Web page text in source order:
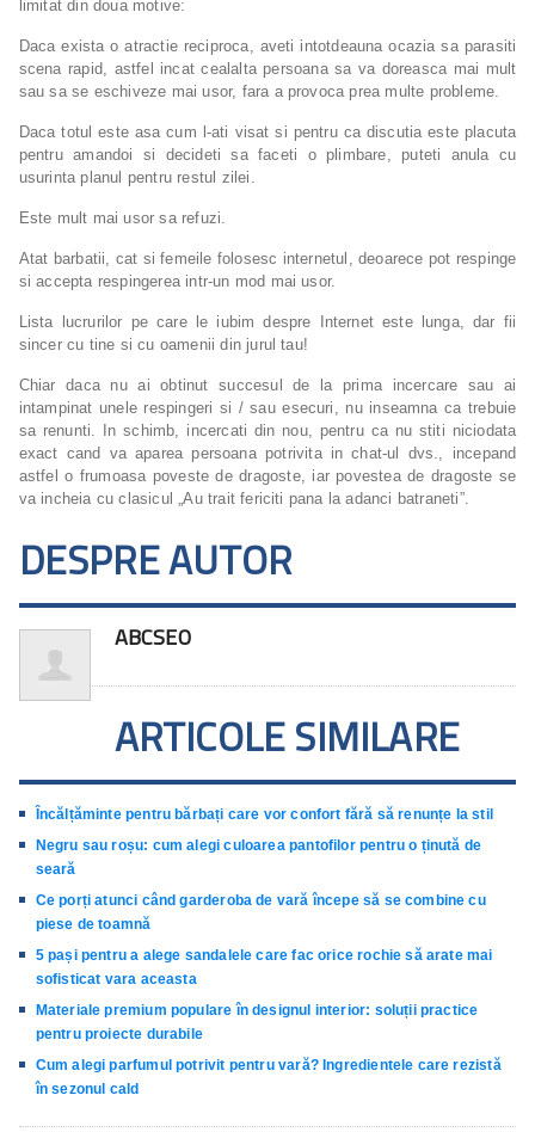
limitat din doua motive:
Daca exista o atractie reciproca, aveti intotdeauna ocazia sa parasiti
scena rapid, astfel incat cealalta persoana sa va doreasca mai mult
sau sa se eschiveze mai usor, fara a provoca prea multe probleme.
Daca totul este asa cum l-ati visat si pentru ca discutia este placuta
pentru amandoi si decideti sa faceti o plimbare, puteti anula cu
usurinta planul pentru restul zilei.
Este mult mai usor sa refuzi.
Atat barbatii, cat si femeile folosesc internetul, deoarece pot respinge
si accepta respingerea intr-un mod mai usor.
Lista lucrurilor pe care le iubim despre Internet este lunga, dar fii
sincer cu tine si cu oamenii din jurul tau!
Chiar daca nu ai obtinut succesul de la prima incercare sau ai
intampinat unele respingeri si / sau esecuri, nu inseamna ca trebuie
sa renunti. In schimb, incercati din nou, pentru ca nu stiti niciodata
exact cand va aparea persoana potrivita in chat-ul dvs., incepand
astfel o frumoasa poveste de dragoste, iar povestea de dragoste se
va incheia cu clasicul „Au trait fericiti pana la adanci batraneti”.
DESPRE AUTOR
ABCSEO
ARTICOLE SIMILARE
Încălțăminte pentru bărbați care vor confort fără să renunțe la stil
Negru sau roșu: cum alegi culoarea pantofilor pentru o ținută de
seară
Ce porți atunci când garderoba de vară începe să se combine cu
piese de toamnă
5 pași pentru a alege sandalele care fac orice rochie să arate mai
sofisticat vara aceasta
Materiale premium populare în designul interior: soluții practice
pentru proiecte durabile
Cum alegi parfumul potrivit pentru vară? Ingredientele care rezistă
în sezonul cald